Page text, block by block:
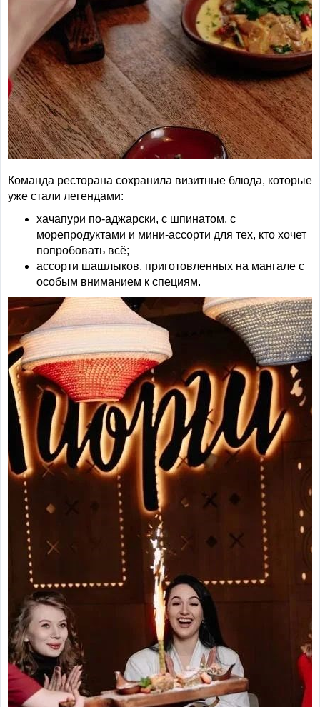
Команда ресторана сохранила визитные блюда, которые
уже стали легендами:
хачапури по-аджарски, с шпинатом, с
морепродуктами и мини-ассорти для тех, кто хочет
попробовать всё;
ассорти шашлыков, приготовленных на мангале с
особым вниманием к специям.